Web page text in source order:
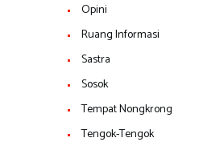
Opini
Ruang Informasi
Sastra
Sosok
Tempat Nongkrong
Tengok-Tengok